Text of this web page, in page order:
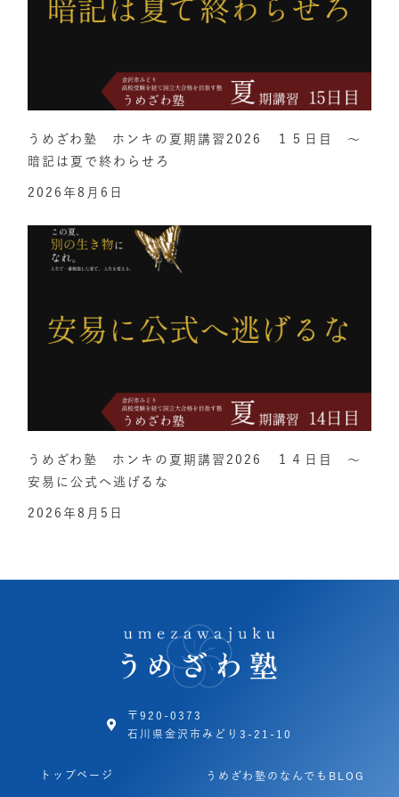
うめざわ塾 ホンキの夏期講習2026 １５日目 ～
暗記は夏で終わらせろ
2026年8月6日
うめざわ塾 ホンキの夏期講習2026 １４日目 ～
安易に公式へ逃げるな
2026年8月5日
〒920-0373
石川県金沢市みどり3-21-10
トップページ うめざわ塾のなんでもBLOG